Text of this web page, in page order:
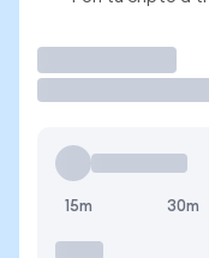
15m 30m